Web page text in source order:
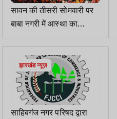
सावन की तीसरी सोमवारी पर
बाबा नगरी में आस्था का
जनसैलाब, 13 किमी तक लगी
श्रद्धालुओं की कतार
झारखंड न्यूज़
साहिबगंज नगर परिषद द्वारा